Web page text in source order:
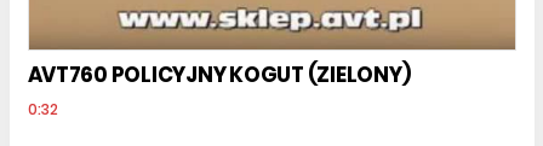
AVT760 POLICYJNY KOGUT (ZIELONY)
0:32